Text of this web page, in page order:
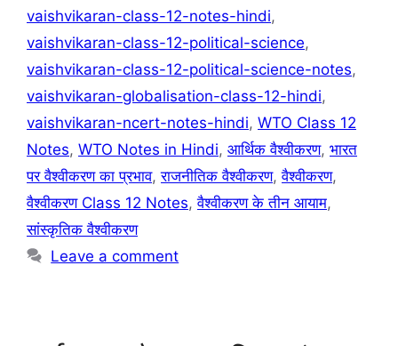
vaishvikaran-class-12-notes-hindi,
vaishvikaran-class-12-political-science,
vaishvikaran-class-12-political-science-notes,
vaishvikaran-globalisation-class-12-hindi,
vaishvikaran-ncert-notes-hindi, WTO Class 12
Notes, WTO Notes in Hindi, आर्थिक वैश्वीकरण, भारत
पर वैश्वीकरण का प्रभाव,राजनीतिक वैश्वीकरण,वैश्वीकरण,
वैश्वीकरण Class 12 Notes,वैश्वीकरण के तीन आयाम,
सांस्कृतिक वैश्वीकरण
Leave a comment